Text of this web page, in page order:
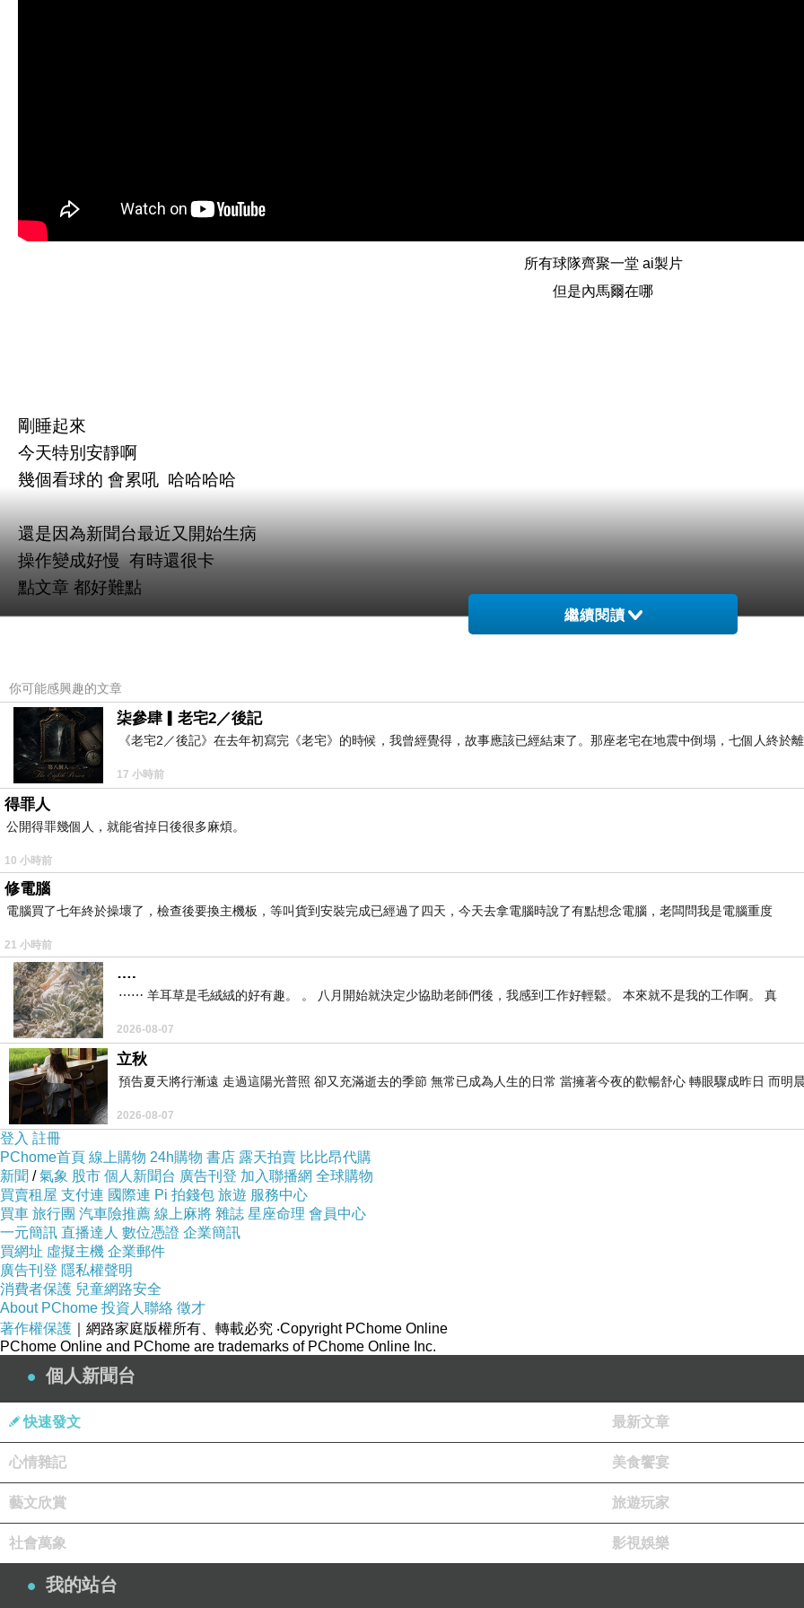
所有球隊齊聚一堂 ai製片
但是內馬爾在哪
剛睡起來
今天特別安靜啊
幾個看球的 會累吼 哈哈哈哈
還是因為新聞台最近又開始生病
操作變成好慢 有時還很卡
點文章 都好難點
我跟我老爸 都準備好了
結果 現在6點左右
我老爸說 他還要再去煎個蔥油餅
那我也來寫寫東西 還沒開踢先來寫寫
葡萄牙 VS 克羅埃西亞
不僅是兩支歐洲勁旅的生死戰
更是足壇兩位傳奇巨星C羅與莫德里奇的巔峰對決
對於這兩位已經書寫了無數輝煌篇章的巨星來說
這極有可能是他們在世界盃舞台的最後一場表演
無論勝負 終場哨響後
世人將見證其中一位傳奇結束自己的世界盃征途
克羅埃西亞總教練達利奇強調中場控制權
是決定勝負的關鍵
莫德里奇等經驗豐富的中場組合
也許試圖限制葡萄牙的傳導速度
把比賽節奏拖入他們擅長的節奏
管葡萄牙在陣容天賦與帳面戰力上略勝一籌
但他們在淘汰賽階段仍面臨考驗
對抗克羅埃西亞極其嚴密的防守組織
將是勝負手
葡萄牙在近期的對決中佔有心理優勢
但克羅埃西亞作為淘汰賽的老油條
繼續閱讀
你可能感興趣的文章
柒參肆▎老宅2／後記
《老宅2／後記》在去年初寫完《老宅》的時候，我曾經覺得，故事應該已經結束了。那座老宅在地震中倒塌，七個人終於
17 小時前
得罪人
公開得罪幾個人，就能省掉日後很多麻煩。
10 小時前
修電腦
電腦買了七年終於操壞了，檢查後要換主機板，等叫貨到安裝完成已經過了四天，今天去拿電腦時說了有點想念電腦，老闆問我是電腦重度
21 小時前
….
⋯⋯ 羊耳草是毛絨絨的好有趣。 。 八月開始就決定少協助老師們後，我感到工作好輕鬆。 本來就不是我的工作啊。 真
2026-08-07
立秋
預告夏天將行漸遠 走過這陽光普照 卻又充滿逝去的季節 無常已成為人生的日常 當擁著今夜的歡暢舒心 轉眼驟成昨日 而明
2026-08-07
登入 註冊
PChome首頁 線上購物 24h購物 書店 露天拍賣 比比昂代購
新聞 /氣象 股市 個人新聞台 廣告刊登 加入聯播網 全球購物
買賣租屋 支付連 國際連 Pi 拍錢包 旅遊 服務中心
買車 旅行團 汽車險推薦 線上麻將 雜誌 星座命理 會員中心
一元簡訊 直播達人 數位憑證 企業簡訊
買網址 虛擬主機 企業郵件
廣告刊登 隱私權聲明
消費者保護 兒童網路安全
About PChome 投資人聯絡 徵才
著作權保護 ｜網路家庭版權所有、轉載必究 ‧Copyright PChome Online
PChome Online and PChome are trademarks of PChome Online Inc.
個人新聞台
快速發文 最新文章
心情雜記 美食饗宴
藝文欣賞 旅遊玩家
社會萬象 影視娛樂
我的站台